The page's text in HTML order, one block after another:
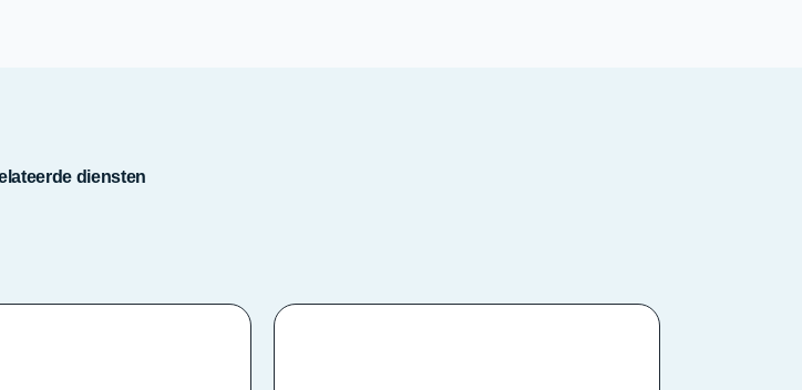
diensten